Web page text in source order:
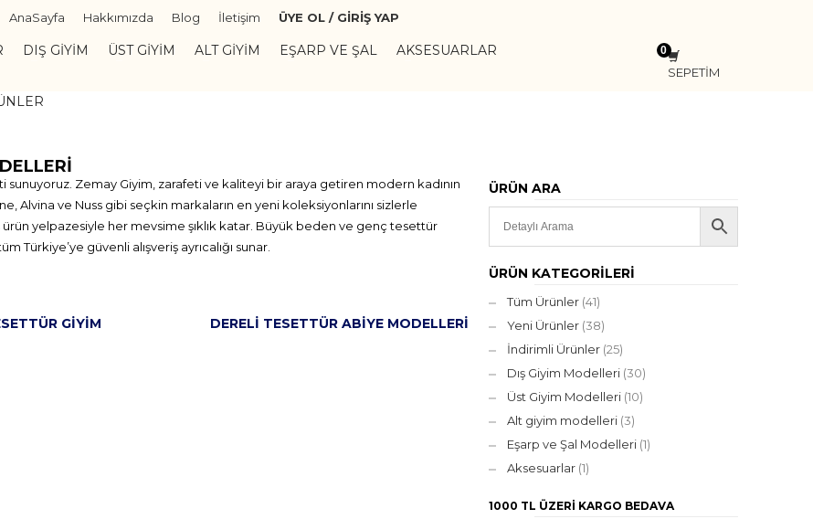
AnaSayfa Hakkımızda Blog İletişim ÜYE OL / GİRİŞ YAP
DIŞ GIYIM ÜST GIYIM ALT GIYIM EŞARP VE ŞAL AKSESUARLAR
SEPETİM
Zemay Giyim, zarafeti ve kaliteyi bir araya getiren modern kadının
Alvina ve Nuss gibi seçkin markaların en yeni koleksiyonlarını sizlerle
yelpazesiyle her mevsime şıklık katar. Büyük beden ve genç tesettür
güvenli alışveriş ayrıcalığı sunar.
GIYIM DERELI TESETTÜR ABIYE MODELLERI
ÜRÜN ARA
ÜRÜN KATEGORILERI
Tüm Ürünler (41)
Yeni Ürünler (38)
İndirimli Ürünler (25)
Dış Giyim Modelleri (30)
Üst Giyim Modelleri (10)
Alt giyim modelleri (3)
Eşarp ve Şal Modelleri (1)
Aksesuarlar (1)
1000 TL ÜZERI KARGO BEDAVA